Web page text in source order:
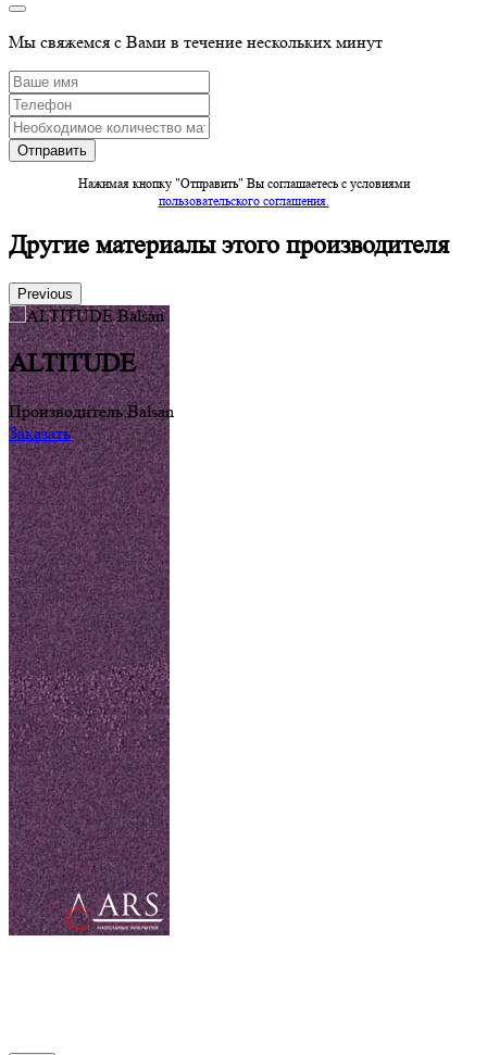
Мы свяжемся с Вами в течение нескольких минут
Нажимая кнопку "Отправить" Вы соглашаетесь c условиями
пользовательского соглашения.
Другие материалы этого производителя
Previous
ALTITUDE
Производитель:Balsan
Заказать